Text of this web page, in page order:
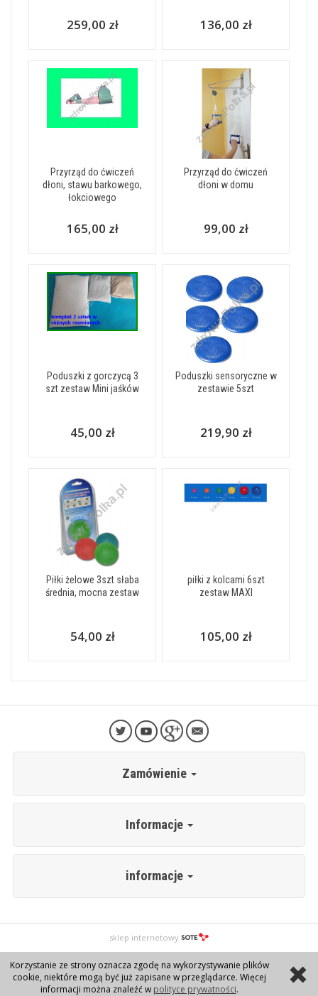
259,00 zł 136,00 zł
Przyrząd do ćwiczeń
dłoni, stawu barkowego,
łokciowego
165,00 zł
Przyrząd do ćwiczeń
dłoni w domu
99,00 zł
Poduszki z gorczycą 3
szt zestaw Mini jaśków
45,00 zł
Poduszki sensoryczne w
zestawie 5szt
219,90 zł
Piłki żelowe 3szt słaba
średnia, mocna zestaw
54,00 zł
piłki z kolcami 6szt
zestaw MAXI
105,00 zł
Zamówienie
Informacje
informacje
sklep internetowy
Korzystanie ze strony oznacza zgodę na wykorzystywanie plików
cookie, niektóre mogą być już zapisane w przeglądarce. Więcej
informacji można znaleźć w polityce prywatności.